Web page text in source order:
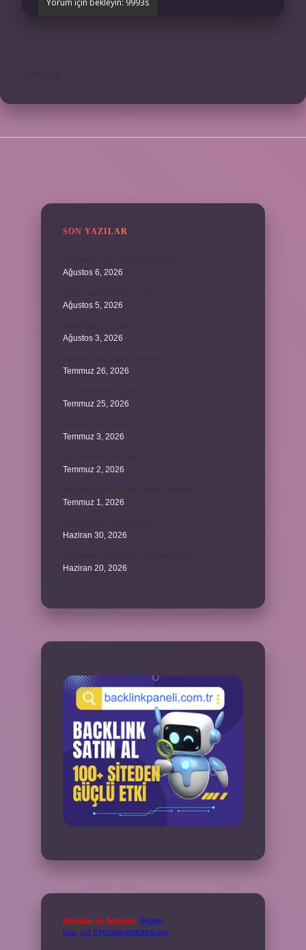
SON YAZILAR
Ağustos 6, 2026
Ağustos 5, 2026
Ağustos 3, 2026
Temmuz 26, 2026
Temmuz 25, 2026
Temmuz 3, 2026
Temmuz 2, 2026
Temmuz 1, 2026
Haziran 30, 2026
Haziran 20, 2026
Reklam ve İletişim: Skype:
live:.cid.575569c608265c69